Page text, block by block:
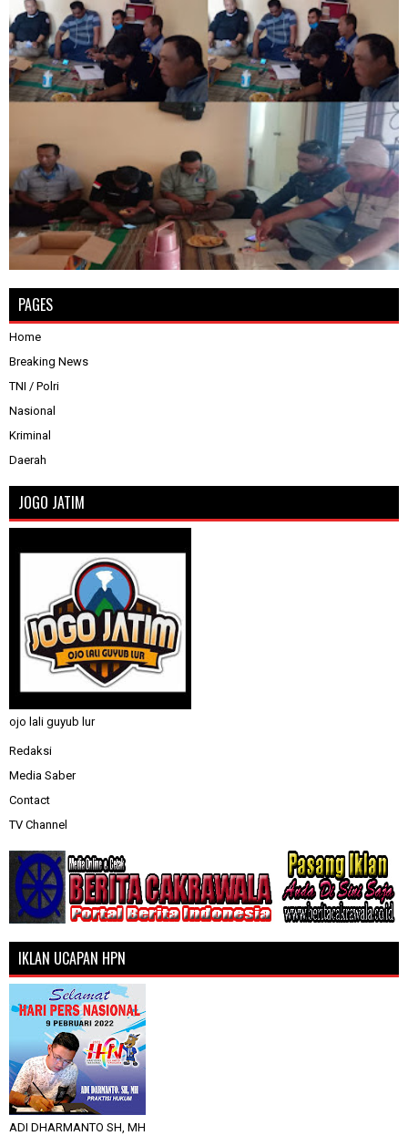
PAGES
Home
Breaking News
TNI / Polri
Nasional
Kriminal
Daerah
JOGO JATIM
ojo lali guyub lur
Redaksi
Media Saber
Contact
TV Channel
IKLAN UCAPAN HPN
ADI DHARMANTO SH, MH